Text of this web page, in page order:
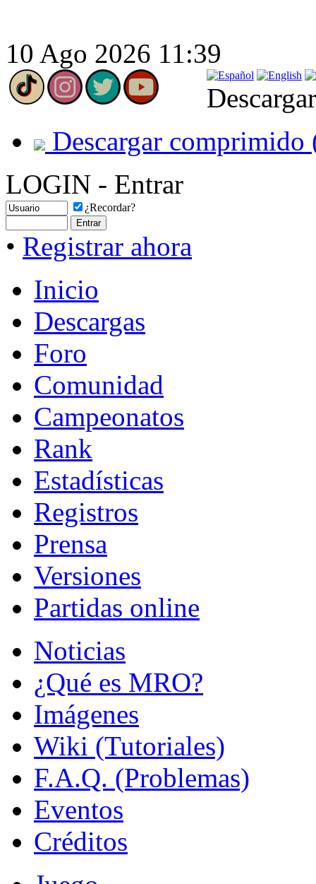
10 Ago 2026 11:39
Descargar comprimido
LOGIN - Entrar
¿Recordar?
• Registrar ahora
Inicio
Descargas
Foro
Comunidad
Campeonatos
Rank
Estadísticas
Registros
Prensa
Versiones
Partidas online
Noticias
¿Qué es MRO?
Imágenes
Wiki (Tutoriales)
F.A.Q. (Problemas)
Eventos
Créditos